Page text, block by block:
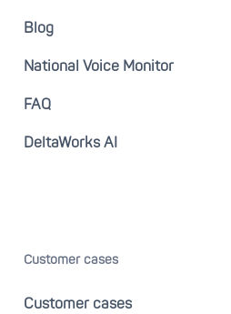
Blog
National Voice Monitor
FAQ
DeltaWorks AI
Customer cases
Customer cases